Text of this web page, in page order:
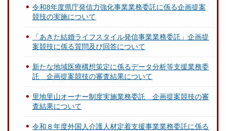
令和8年度県庁発信力強化事業業務委託に係る企画提案
競技の実施について
「あきた結婚ライフスタイル発信事業業務委託」企画提
案競技に係る質問及び回答について
新たな地域医療構想策定に係るデータ分析等支援業務委
託 企画提案競技の審査結果について
里地里山オーナー制度実施業務委託 企画提案競技の審
査結果について
令和８年度外国人介護人材定着支援事業業務委託に係る